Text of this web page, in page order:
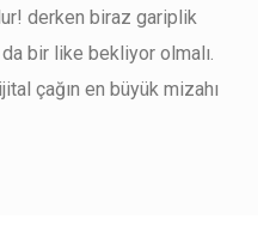
derken biraz gariplik
da bir like bekliyor olmalı.
çağın en büyük mizahı